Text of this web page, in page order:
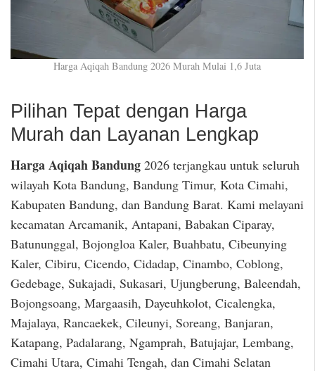
Harga Aqiqah Bandung 2026 Murah Mulai 1,6 Juta
Pilihan Tepat dengan Harga
Murah dan Layanan Lengkap
Harga Aqiqah Bandung 2026 terjangkau untuk seluruh
wilayah Kota Bandung, Bandung Timur, Kota Cimahi,
Kabupaten Bandung, dan Bandung Barat. Kami melayani
kecamatan Arcamanik, Antapani, Babakan Ciparay,
Batununggal, Bojongloa Kaler, Buahbatu, Cibeunying
Kaler, Cibiru, Cicendo, Cidadap, Cinambo, Coblong,
Gedebage, Sukajadi, Sukasari, Ujungberung, Baleendah,
Bojongsoang, Margaasih, Dayeuhkolot, Cicalengka,
Majalaya, Rancaekek, Cileunyi, Soreang, Banjaran,
Katapang, Padalarang, Ngamprah, Batujajar, Lembang,
Cimahi Utara, Cimahi Tengah, dan Cimahi Selatan